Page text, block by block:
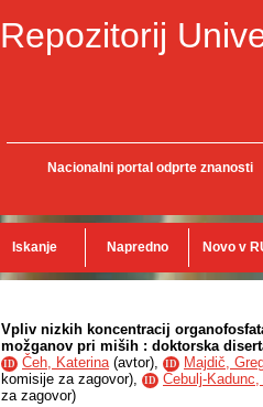
Repozitorij
Nacionalni portal odprte znanosti
Iskanje Napredno Novo v
Vpliv nizkih koncentracij
možganov pri miših : doktorska
ID Čeh, Katerina(avtor), ID
Majdič,
komisije za zagovor), ID
Čebulj-Kadunc,
za zagovor)